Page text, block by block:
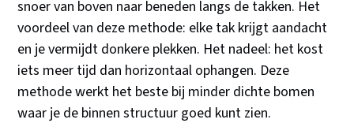
snoer van boven naar beneden langs de takken. Het
voordeel van deze methode: elke tak krijgt aandacht
en je vermijdt donkere plekken. Het nadeel: het kost
iets meer tijd dan horizontaal ophangen. Deze
methode werkt het beste bij minder dichte bomen
waar je de binnen structuur goed kunt zien.